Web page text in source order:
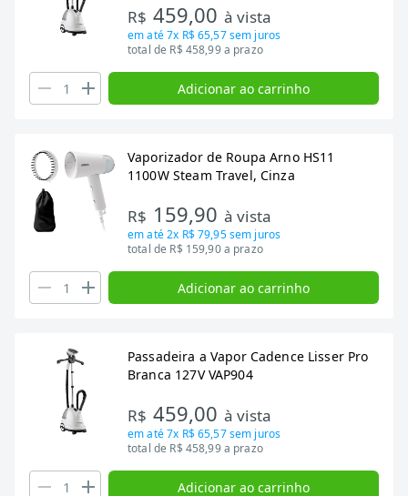
R$ 459,00 à vista
em até7x R$ 65,57sem juros
total de R$ 458,99 a prazo
Adicionar ao carrinho
Vaporizador de Roupa Arno HS11
1100W Steam Travel, Cinza
R$ 159,90 à vista
em até2x R$ 79,95sem juros
total de R$ 159,90 a prazo
Adicionar ao carrinho
Passadeira a Vapor Cadence Lisser Pro
Branca 127V VAP904
R$ 459,00 à vista
em até7x R$ 65,57sem juros
total de R$ 458,99 a prazo
Adicionar ao carrinho